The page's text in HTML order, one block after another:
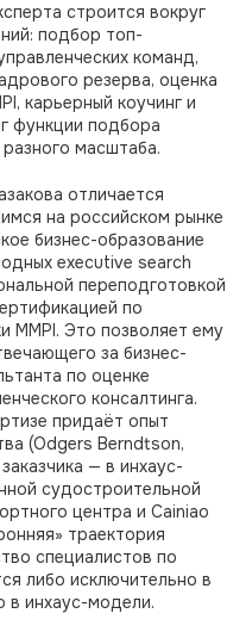
строится вокруг
подбор топ-
команд,
резерва, оценка
карьерный коучинг и
функции подбора
масштаба.
отличается
на российском рынке
бизнес-образование
executive search
переподготовкой
по
MMPI. Это позволяет ему
за бизнес-
по оценке
консалтинга.
придаёт опыт
(Odgers Berndtson,
— в инхаус-
судостроительной
центра и Cainiao
траектория
специалистов по
либо исключительно в
в инхаус-модели.